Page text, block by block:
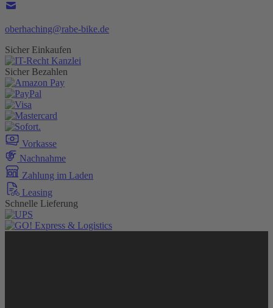
oberhaching@rabe-bike.de
Sicher Einkaufen
Sicher Bezahlen
Vorkasse
Nachnahme
Zahlung im Laden
Leasing
Schnelle Lieferung